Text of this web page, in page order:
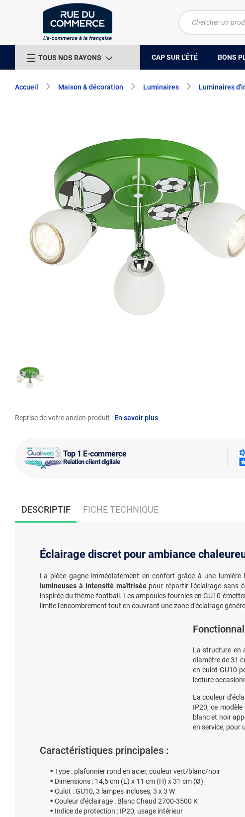
TOUS NOS RAYONS CAP SUR L'ÉTÉ BONS
Accueil Maison & décoration Luminaires Luminaires
Top 1 E-commerce
Relation client digitale
Reprise de votre ancien produit : En savoir plus
DESCRIPTIF FICHE TECHNIQUE
Éclairage discret pour ambiance
La pièce gagne immédiatement en confort grâce à une
lumineuses à intensité maîtriséepour répartir l'éclairage sans
inspirée du thème football. Les ampoules fournies en GU10
limite l'encombrement tout en couvrant une zone d'éclairage
La structure en
diamètre de 31
en culot GU10
lecture
La couleur
IP20, ce
blanc et noir
en service, pour
Caractéristiques principales :
Type : plafonnier rond en acier, couleur vert/blanc/noir
Dimensions : 14,5 cm (L) x 11 cm (H) x 31 cm (Ø)
Culot : GU10, 3 lampes incluses, 3 x 3 W
Couleur d'éclairage : Blanc Chaud 2700-3500 K
Indice de protection : IP20, usage intérieur